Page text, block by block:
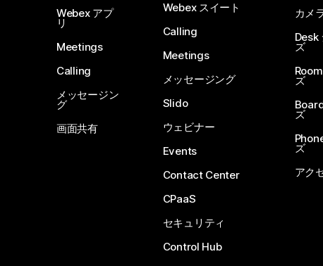
Webex アプ
リ
Meetings
Calling
メッセージン
グ
画面共有
Webex スイート
Calling
Meetings
メッセージング
Slido
ウェビナー
Events
Contact Center
CPaaS
セキュリティ
Control Hub
カメ
Desk
ズ
ズ
ズ
ズ
アク